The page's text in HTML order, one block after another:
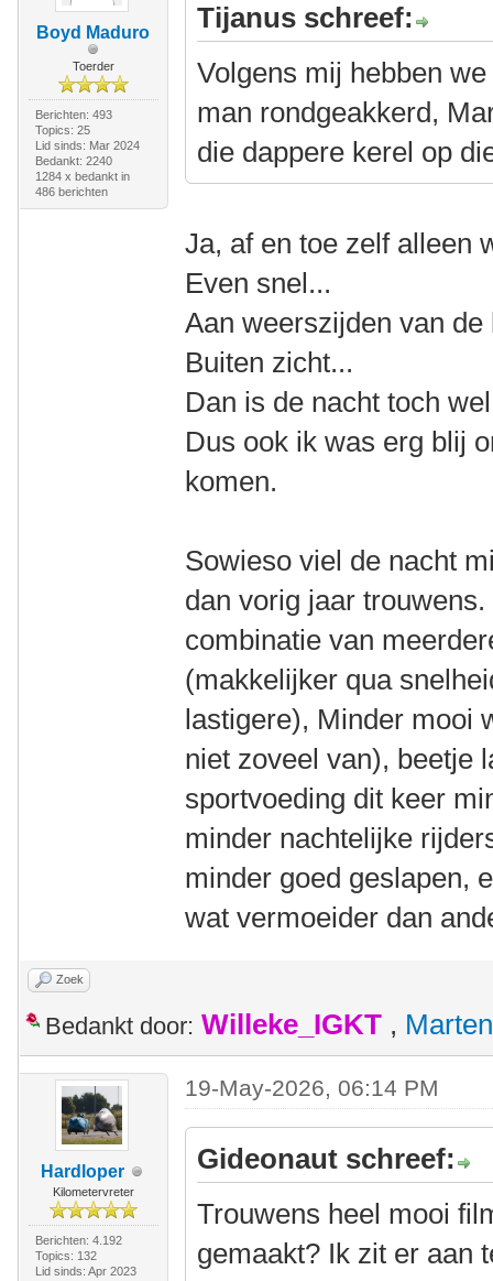
Boyd Maduro
Toerder
Berichten: 493
Topics: 25
Lid sinds: Mar 2024
Bedankt: 2240
1284 x bedankt in
486 berichten
Tijanus schreef:
Volgens mij hebben
man rondgeakkerd,
die dappere kerel op
Ja, af en toe zelf alleen
Even snel...
Aan weerszijden van de
Buiten zicht...
Dan is de nacht toch
Dus ook ik was erg blij
komen.
Sowieso viel de nacht
dan vorig jaar
combinatie van
(makkelijker qua
lastigere), Minder mooi
niet zoveel van), beetje
sportvoeding dit keer
minder nachtelijke
minder goed geslapen,
wat vermoeider dan
Zoek
Bedankt door: Willeke_IGKT , Marten
Hardloper
Kilometervreter
Berichten: 4.192
Topics: 132
Lid sinds: Apr 2023
19-May-2026, 06:14 PM
Gideonaut schreef:
Trouwens heel mooi
gemaakt? Ik zit er aan